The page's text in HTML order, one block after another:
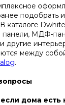
подобрать
каталоге
панели, МДФ-
другие
между
.
дома есть